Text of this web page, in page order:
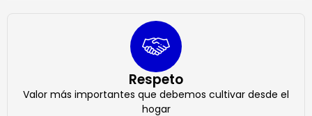
Respeto
Valor más importantes que debemos cultivar desde el
hogar